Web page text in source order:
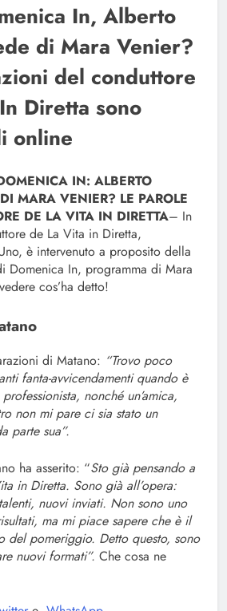
In, Alberto
di Mara Venier?
del conduttore
Diretta sono
online
IN: ALBERTO
MARA VENIER? LE PAROLE
DE LA VITA IN DIRETTA– In
de La Vita in Diretta,
è intervenuto a proposito della
Domenica In, programma di Mara
cos’ha detto!
di Matano: “Trovo poco
fanta-avvicendamenti quando è
nonché un’amica,
non mi pare ci sia stato un
parte sua”.
ha asserito: “Sto già pensando a
in Diretta. Sono già all’opera:
nuovi inviati. Non sono uno
ma mi piace sapere che è il
del pomeriggio. Detto questo, sono
nuovi formati”. Che cosa ne